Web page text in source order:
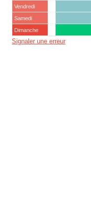
Vendredi
Samedi
Dimanche
Signaler une erreur